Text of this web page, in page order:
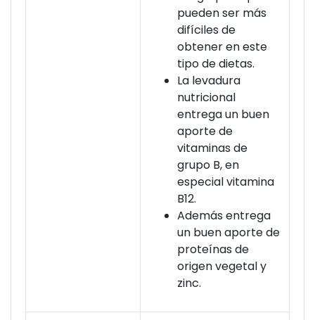
pueden ser más
difíciles de
obtener en este
tipo de dietas.
La levadura
nutricional
entrega un buen
aporte de
vitaminas de
grupo B, en
especial vitamina
B12.
Además entrega
un buen aporte de
proteínas de
origen vegetal y
zinc.